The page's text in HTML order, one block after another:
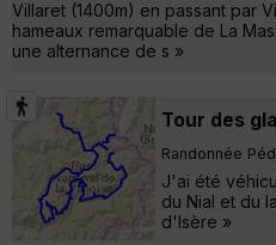
Villaret (1400m) en passant par
hameaux remarquable de La
une alternance de s »
Tour des
Randonnée
J'ai été
du Nial et du
d'Isère »